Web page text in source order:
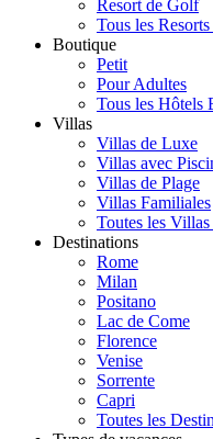
Resort de Golf
Tous les
Boutique
Petit
Pour Adultes
Tous les Hôtels
Villas
Villas de Luxe
Villas avec
Villas de Plage
Villas Familiales
Toutes les
Destinations
Rome
Milan
Positano
Lac de Come
Florence
Venise
Sorrente
Capri
Toutes les